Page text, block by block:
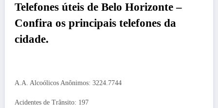
Telefones úteis de Belo Horizonte –
Confira os principais telefones da
cidade.
A.A. Alcoólicos Anônimos: 3224.7744
Acidentes de Trânsito: 197